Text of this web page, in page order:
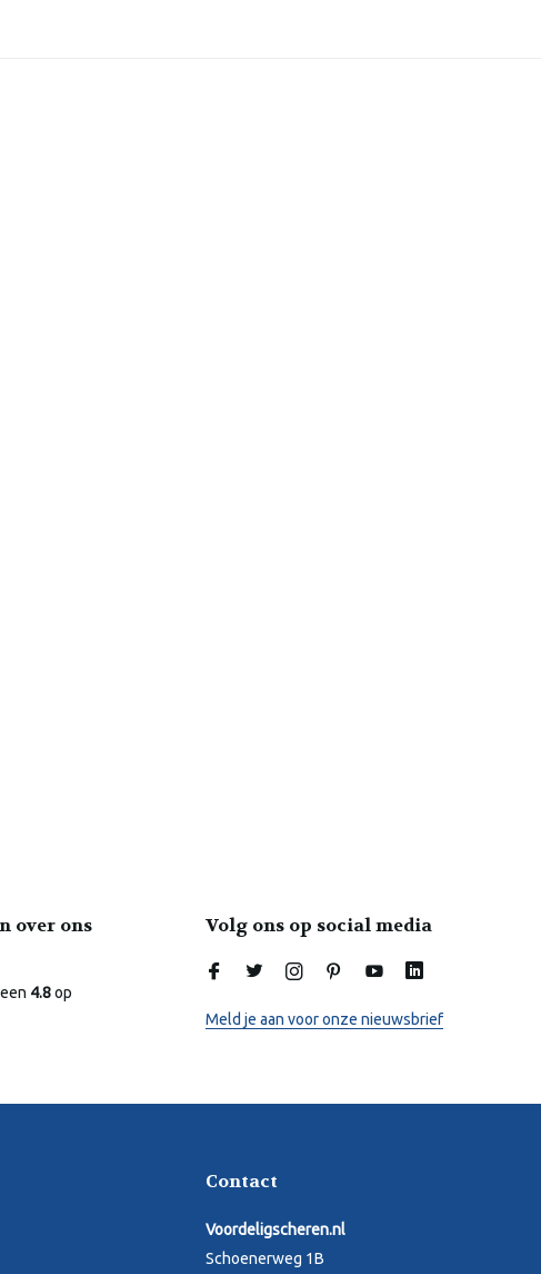
over ons
4.8op
Volg ons op social media
Meld je aan voor onze nieuwsbrief
Contact
Voordeligscheren.nl
Schoenerweg 1B
Online